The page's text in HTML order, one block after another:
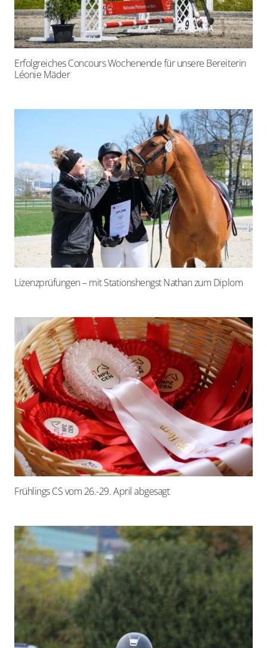
Erfolgreiches Concours Wochenende für unsere Bereiterin
Léonie Mäder
Lizenzprüfungen – mit Stationshengst Nathan zum Diplom
Frühlings CS vom 26.-29. April abgesagt